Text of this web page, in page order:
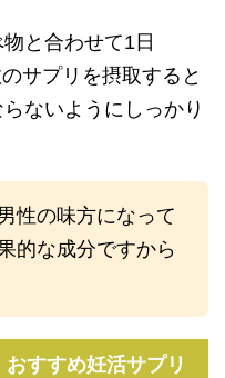
と合わせて1日
サプリを摂取すると
ないようにしっかり
性の味方になって
的な成分ですから
すすめ妊活サプリ